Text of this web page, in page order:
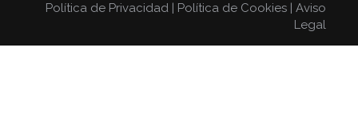
Política de Privacidad
Política de Cookies
Aviso
Legal